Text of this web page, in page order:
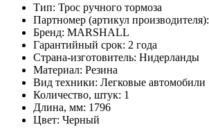
Тип: Трос ручного тормоза
Партномер (артикул производителя):
Бренд: MARSHALL
Гарантийный срок: 2 года
Страна-изготовитель: Нидерланды
Материал: Резина
Вид техники: Легковые автомобили
Количество, штук: 1
Длина, мм: 1796
Цвет: Черный